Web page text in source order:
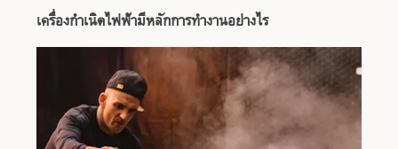
เครื่องกำเนิดไฟฟ้ามีหลักการทำงานอย่างไร